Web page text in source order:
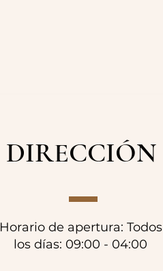
DIRECCIÓN
Horario de apertura: Todos
los días: 09:00 - 04:00